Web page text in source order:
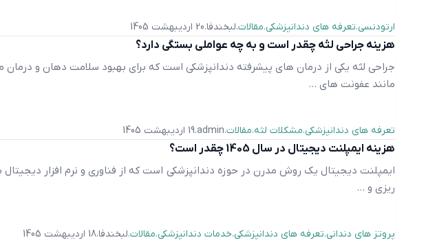
ارتودنسی تعرفه های دندانپزشکی مقالات لبخندفا 20 اردیبهشت 1405
هزینه جراحی لثه چقدر است و به چه عواملی بستگی دارد؟
جراحی لثه یکی از درمان های پیشرفته دندانپزشکی است که برای بهبود سلامت دهان و درمان
مانند عفونت های ...
تعرفه های دندانپزشکی مشکلات لثه مقالات admin19 اردیبهشت 1405
هزینه ایمپلنت دیجیتال در سال 1405 چقدر است؟
ایمپلنت دیجیتال یک روش مدرن در حوزه دندانپزشکی است که از فناوری و نرم ‌افزار دیجیتال
‌ریزی و ...
پروتز های دندانی تعرفه های دندانپزشکی خدمات دندانپزشکی مقالات لبخندفا 18 اردیبهشت 1405